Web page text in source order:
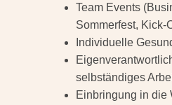
Team Events
Sommerfest, Kick-
Individuelle
selbständiges
Einbringung in die